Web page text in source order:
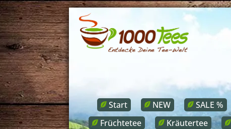
Start NEW SALE %
Früchtetee
Kräutertee